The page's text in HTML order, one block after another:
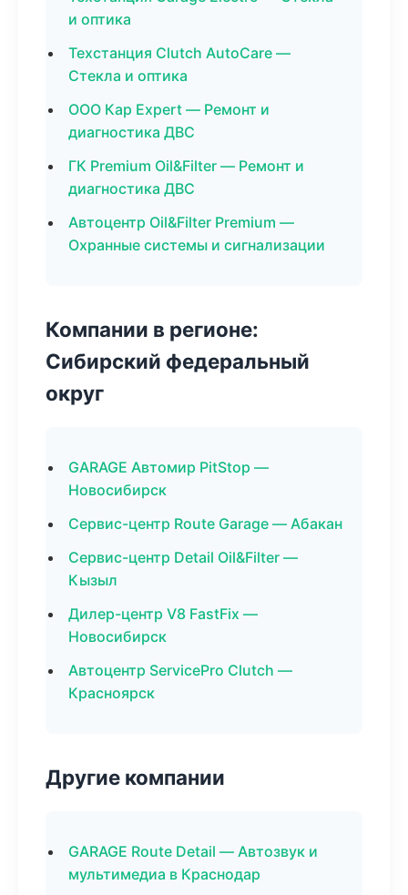
и оптика
Техстанция Clutch AutoCare —
Стекла и оптика
ООО Кар Expert — Ремонт и
диагностика ДВС
ГК Premium Oil&Filter — Ремонт и
диагностика ДВС
Автоцентр Oil&Filter Premium —
Охранные системы и сигнализации
Компании в регионе:
Сибирский федеральный
округ
GARAGE Автомир PitStop —
Новосибирск
Сервис-центр Route Garage — Абакан
Сервис-центр Detail Oil&Filter —
Кызыл
Дилер-центр V8 FastFix —
Новосибирск
Автоцентр ServicePro Clutch —
Красноярск
Другие компании
GARAGE Route Detail — Автозвук и
мультимедиа в Краснодар